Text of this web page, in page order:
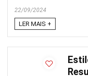
22/09/2024
LER MAIS +